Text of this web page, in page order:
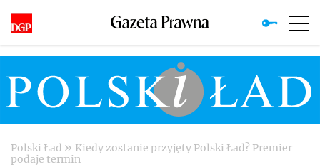
Polski Ład » Kiedy zostanie przyjęty Polski Ład? Premier
podaje termin